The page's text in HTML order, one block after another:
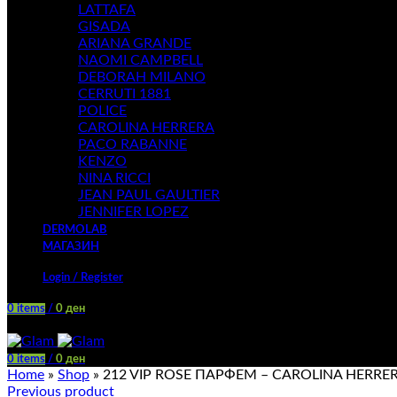
LATTAFA
GISADA
ARIANA GRANDE
NAOMI CAMPBELL
DEBORAH MILANO
CERRUTI 1881
POLICE
CAROLINA HERRERA
PACO RABANNE
KENZO
NINA RICCI
JEAN PAUL GAULTIER
JENNIFER LOPEZ
DERMOLAB
МАГАЗИН
Login / Register
0 items / 0 ден
0 items / 0 ден
Home » Shop » 212 VIP ROSE ПАРФЕМ – CAROLINA
Previous product